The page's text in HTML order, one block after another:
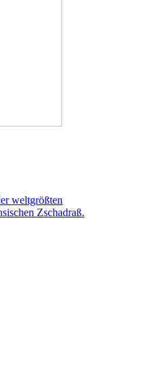
weltgrößten
Zschadraß.